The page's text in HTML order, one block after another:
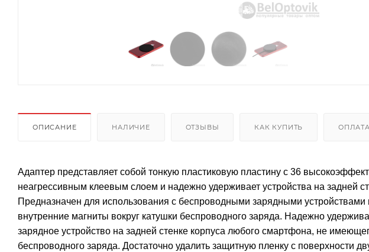
ОПИСАНИЕ НАЛИЧИЕ ОТЗЫВЫ КАК КУПИТЬ ОПЛАТА
Адаптер представляет собой тонкую пластиковую пластину с 36
неагрессивным клеевым слоем и надежно удерживает устройства на задней
Предназначен для использования с беспроводными зарядными
внутренние магниты вокруг катушки беспроводного заряда. Надежно
зарядное устройство на задней стенке корпуса любого смартфона, не
беспроводного заряда. Достаточно удалить защитную пленку с поверхности